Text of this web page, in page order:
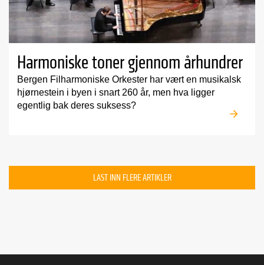
Harmoniske toner gjennom århundrer
Bergen Filharmoniske Orkester har vært en musikalsk
hjørnestein i byen i snart 260 år, men hva ligger
egentlig bak deres suksess?
LAST INN FLERE ARTIKLER